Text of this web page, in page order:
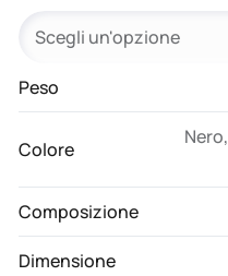
alluminio
quantità
Peso
Colore
Nero,
Composizione
Dimensione